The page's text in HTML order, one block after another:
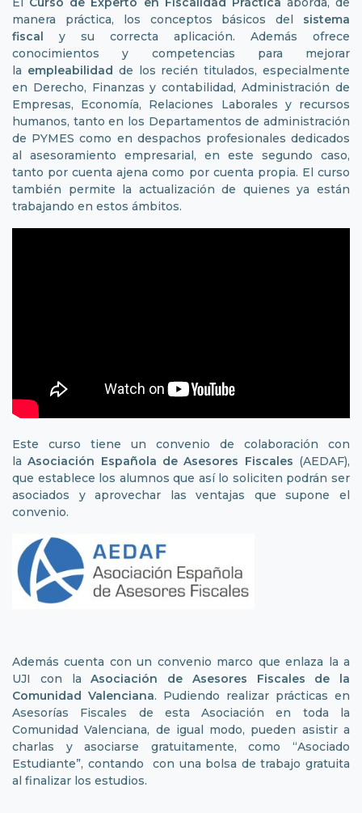
manera práctica, los conceptos básicos del sistema
fiscal y su correcta aplicación. Además ofrece
conocimientos y competencias para mejorar
la empleabilidad de los recién titulados, especialmente
en Derecho, Finanzas y contabilidad, Administración de
Empresas, Economía, Relaciones Laborales y recursos
humanos, tanto en los Departamentos de administración
de PYMES como en despachos profesionales dedicados
al asesoramiento empresarial, en este segundo caso,
tanto por cuenta ajena como por cuenta propia. El curso
también permite la actualización de quienes ya están
trabajando en estos ámbitos.
Este curso tiene un convenio de colaboración con
laAsociación Española de Asesores Fiscales (AEDAF),
que establece los alumnos que así lo soliciten podrán ser
asociados y aprovechar las ventajas que supone el
convenio.
Además cuenta con un convenio marco que enlaza la a
UJI con laAsociación de Asesores Fiscales de la
Comunidad Valenciana. Pudiendo realizar prácticas en
Asesorías Fiscales de esta Asociación en toda la
Comunidad Valenciana, de igual modo, pueden asistir a
charlas y asociarse gratuitamente, como “Asociado
Estudiante”, contando con una bolsa de trabajo gratuita
al finalizar los estudios.